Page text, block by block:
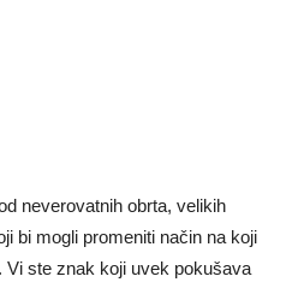
neverovatnih obrta, velikih
bi mogli promeniti način na koji
Vi ste znak koji uvek pokušava